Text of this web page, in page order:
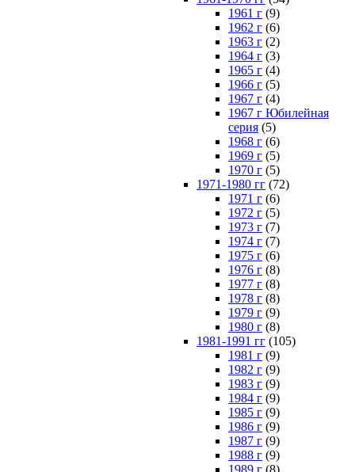
1961 г (9)
1962 г (6)
1963 г (2)
1964 г (3)
1965 г (4)
1966 г (5)
1967 г (4)
1967 г Юбилейная
серия (5)
1968 г (6)
1969 г (5)
1970 г (5)
1971-1980 гг (72)
1971 г (6)
1972 г (5)
1973 г (7)
1974 г (7)
1975 г (6)
1976 г (8)
1977 г (8)
1978 г (8)
1979 г (9)
1980 г (8)
1981-1991 гг (105)
1981 г (9)
1982 г (9)
1983 г (9)
1984 г (9)
1985 г (9)
1986 г (9)
1987 г (9)
1988 г (9)
1989 г (8)